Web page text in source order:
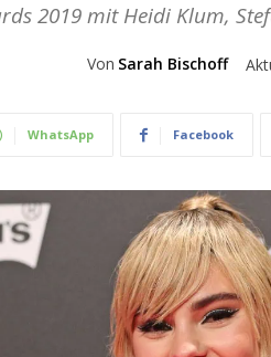
2019 mit Heidi Klum,
Von Sarah Bischoff
WhatsApp Facebook